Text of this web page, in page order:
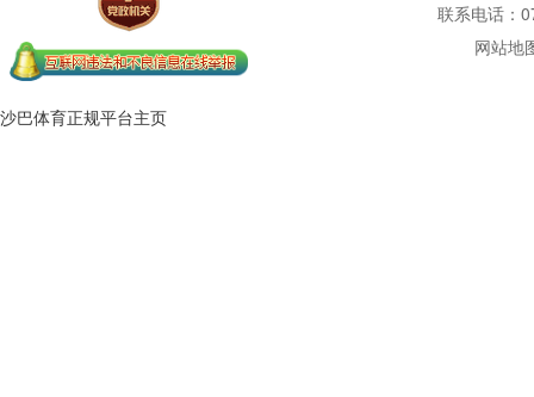
联系电话：
网站地
沙巴体育正规平台主页